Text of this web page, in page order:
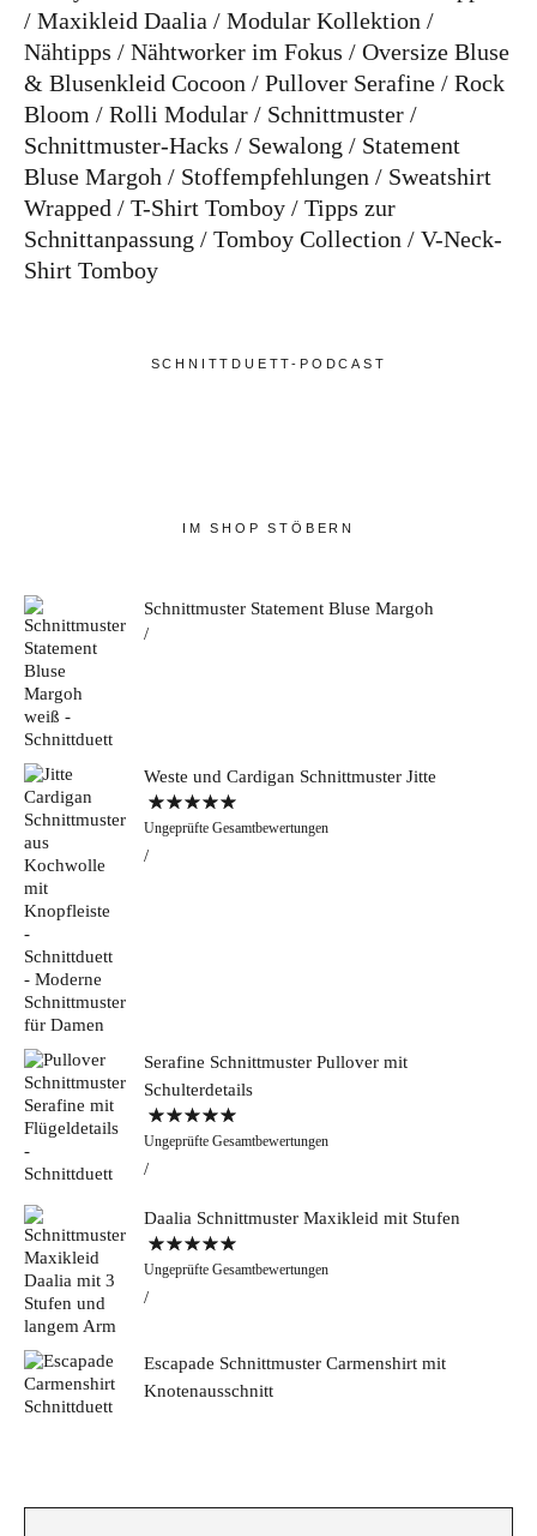
Maxikleid Daalia
Modular Kollektion
Nähtipps
Nähtworker im Fokus
Oversize Bluse
& Blusenkleid Cocoon
Pullover Serafine
Rock
Bloom
Rolli Modular
Schnittmuster
Schnittmuster-Hacks
Sewalong
Statement
Bluse Margoh
Stoffempfehlungen
Sweatshirt
Wrapped
T-Shirt Tomboy
Tipps zur
Schnittanpassung
Tomboy Collection
V-Neck-
Shirt Tomboy
SCHNITTDUETT-PODCAST
IM SHOP STÖBERN
Schnittmuster Statement Bluse Margoh
Weste und Cardigan Schnittmuster Jitte
Bewertet mit
5.00von 5
Ungeprüfte Gesamtbewertungen
Serafine Schnittmuster Pullover mit
Schulterdetails
Bewertet mit
5.00von 5
Ungeprüfte Gesamtbewertungen
Daalia Schnittmuster Maxikleid mit Stufen
Bewertet mit
5.00von 5
Ungeprüfte Gesamtbewertungen
Escapade Schnittmuster Carmenshirt mit
Knotenausschnitt